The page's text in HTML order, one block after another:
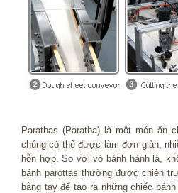
Parathas (Paratha) là một món ăn
chúng có thể được làm đơn giản,
hỗn hợp. So với vỏ bánh hành lá,
bánh parottas thường được chiên
bằng tay để tạo ra những chiếc